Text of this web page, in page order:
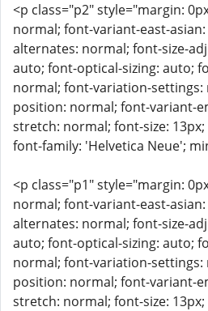
<p class="p2" style="margin:
normal; font-variant-east-
alternates: normal; font-size-
auto; font-optical-sizing: auto;
normal; font-variation-
position: normal; font-variant-
stretch: normal; font-size:
font-family: 'Helvetica Neue';
<p class="p1" style="margin:
normal; font-variant-east-
alternates: normal; font-size-
auto; font-optical-sizing: auto;
normal; font-variation-
position: normal; font-variant-
stretch: normal; font-size: